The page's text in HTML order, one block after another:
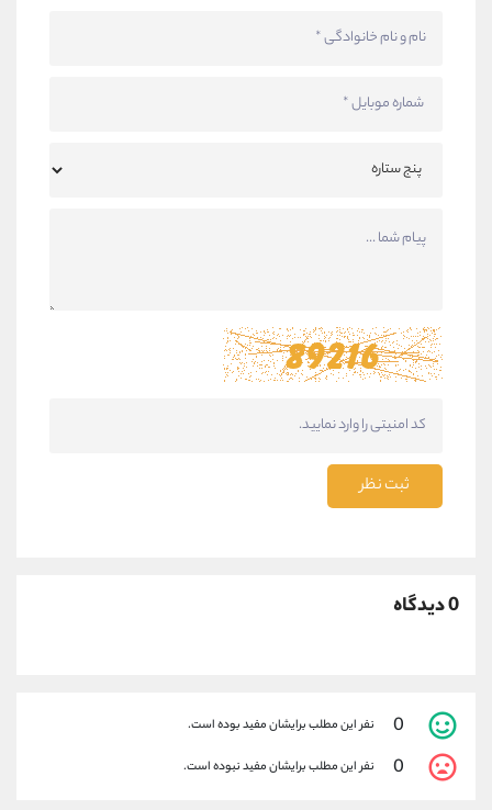
ثبت نظر
0 دیدگاه
0 نفر این مطلب برایشان مفید بوده است.
0 نفر این مطلب برایشان مفید نبوده است.